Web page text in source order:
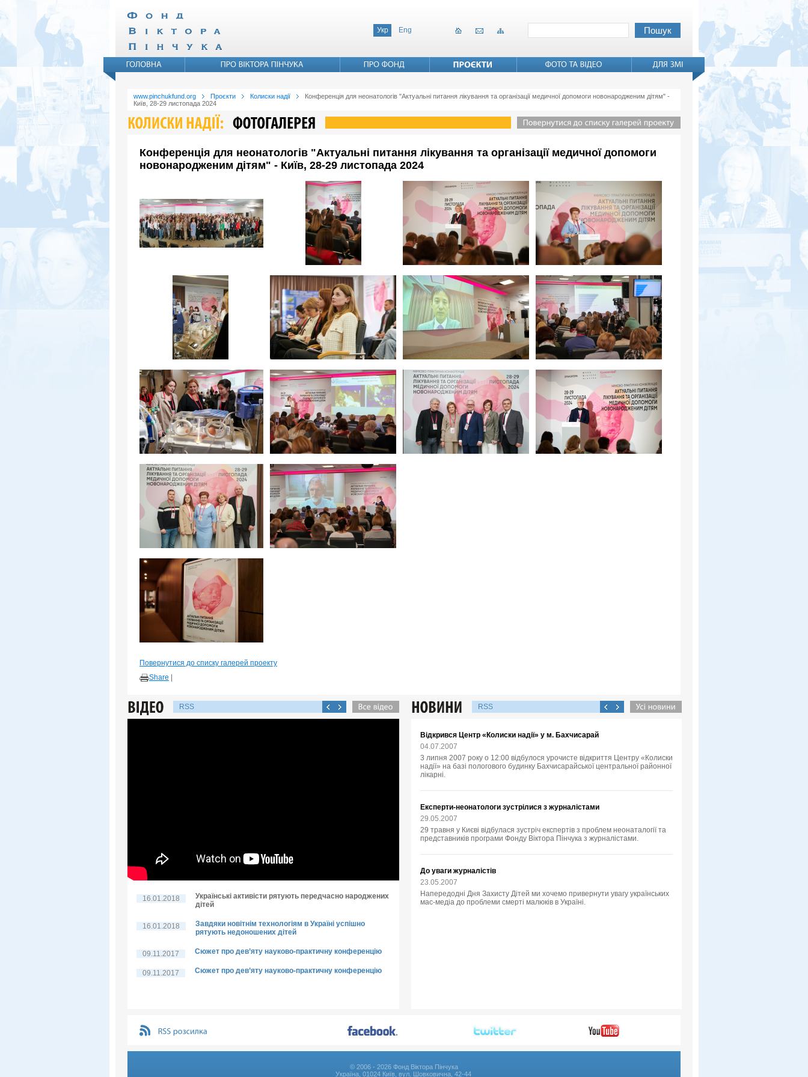
Укр Eng
www.pinchukfund.org Проєкти Колиски надії
Конференція для неонатологів "Актуальні питання лікування та організації медичної допомоги новонародженим дітям" -
Київ, 28-29 листопада 2024
Конференція для неонатологів "Актуальні питання лікування та організації медичної допомоги
новонародженим дітям" - Київ, 28-29 листопада 2024
Повернутися до списку галерей проекту
Share
RSS
16.01.2018
Українські активісти рятують передчасно народжених
дітей
16.01.2018
Завдяки новітнім технологіям в Україні успішно
рятують недоношених дітей
09.11.2017 Сюжет про дев’яту науково-практичну конференцію
09.11.2017 Сюжет про дев’яту науково-практичну конференцію
RSS
Відкрився Центр «Колиски надії» у м. Бахчисарай
04.07.2007
3 липня 2007 року о 12:00 відбулося урочисте відкриття Центру «Колиски
надії» на базі пологового будинку Бахчисарайської центральної районної
лікарні.
Експерти-неонатологи зустрілися з журналістами
29.05.2007
29 травня у Києві відбулася зустріч експертів з проблем неонаталогії та
представників програми Фонду Віктора Пінчука з журналістами.
До уваги журналістів
23.05.2007
Напередодні Дня Захисту Дітей ми хочемо привернути увагу українських
мас-медіа до проблеми смерті малюків в Україні.
© 2006 - 2026 Фонд Віктора Пінчука
Україна, 01024 Київ, вул. Шовковична, 42-44